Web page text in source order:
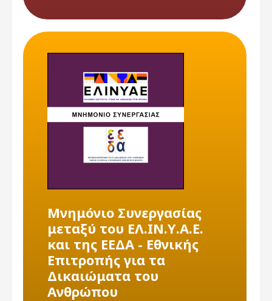
Μνημόνιο Συνεργασίας
μεταξύ του ΕΛ.ΙΝ.Υ.Α.Ε.
και της ΕΕΔΑ - Εθνικής
Επιτροπής για τα
Δικαιώματα του
Ανθρώπου